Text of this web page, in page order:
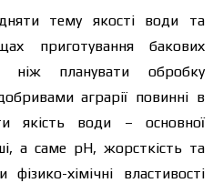
тему якості води та
приготування бакових
планувати обробку
аграрії повинні в
якість води – основної
а саме рН, жорсткість та
хімічні властивості